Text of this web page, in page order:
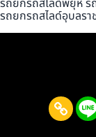
รถยกรถสไลด์พยุห์ ร
รถยกรถสไลด์อุบลร